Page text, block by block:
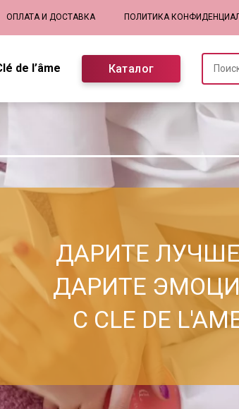
навигация
ОПЛАТА И ДОСТАВКА ПОЛИТИКА
de l’âme Каталог
ДАРИТЕ
ДАРИТЕ
С CLE DE